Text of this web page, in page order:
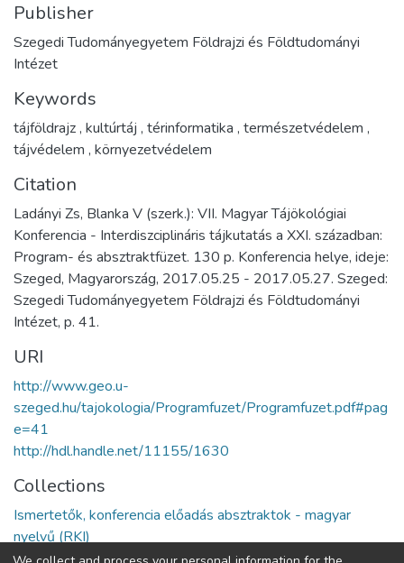
Publisher
Szegedi Tudományegyetem Földrajzi és Földtudományi
Intézet
Keywords
tájföldrajz, kultúrtáj , térinformatika , természetvédelem ,
tájvédelem , környezetvédelem
Citation
Ladányi Zs, Blanka V (szerk.): VII. Magyar Tájökológiai
Konferencia - Interdiszciplináris tájkutatás a XXI. században:
Program- és absztraktfüzet. 130 p. Konferencia helye, ideje:
Szeged, Magyarország, 2017.05.25 - 2017.05.27. Szeged:
Szegedi Tudományegyetem Földrajzi és Földtudományi
Intézet, p. 41.
URI
http://www.geo.u-
szeged.hu/tajokologia/Programfuzet/Programfuzet.pdf#pag
e=41
http://hdl.handle.net/11155/1630
Collections
Ismertetők, konferencia előadás absztraktok - magyar
nyelvű (RKI)